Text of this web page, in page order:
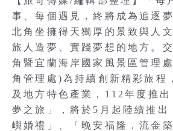
事、每個遇見，終將成為追逐
北角坐擁得天獨厚的景致與人
旅人造夢、實踐夢想的地方。
角暨宜蘭海岸國家風景區管理
角管理處)為持續創新精彩旅程
及地方特色產業，112年度推
夢之旅」，將於5月起陸續推出
嶼婚禮」、「晚安福隆．流金